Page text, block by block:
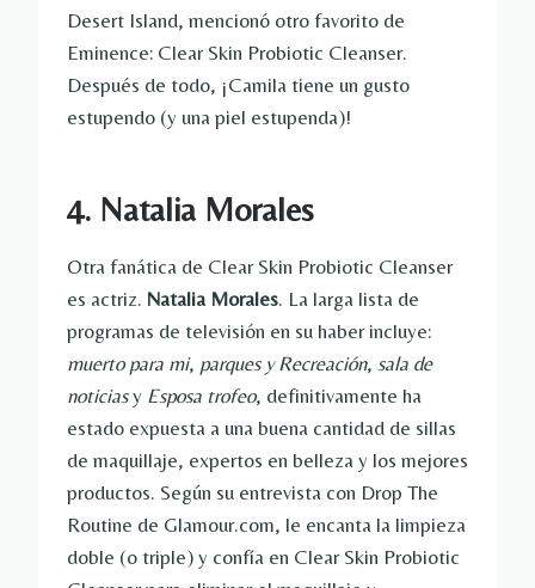
Desert Island, mencionó otro favorito de
Eminence: Clear Skin Probiotic Cleanser.
Después de todo, ¡Camila tiene un gusto
estupendo (y una piel estupenda)!
4. Natalia Morales
Otra fanática de Clear Skin Probiotic Cleanser
es actriz. Natalia Morales. La larga lista de
programas de televisión en su haber incluye:
muerto para mi, parques y Recreación, sala de
noticiasy Esposa trofeo, definitivamente ha
estado expuesta a una buena cantidad de sillas
de maquillaje, expertos en belleza y los mejores
productos. Según su entrevista con Drop The
Routine de Glamour.com, le encanta la limpieza
doble (o triple) y confía en Clear Skin Probiotic